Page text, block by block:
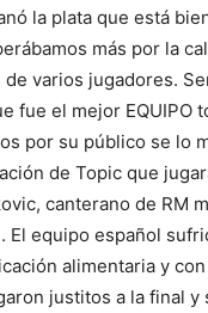
la plata que está
más por la
varios jugadores.
fue el mejor EQUIPO
por su público se lo
de Topic que
canterano de RM
El equipo español
alimentaria y
justitos a la final y